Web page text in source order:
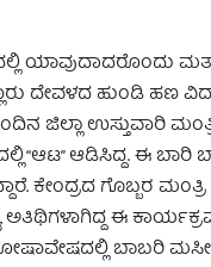
ಯಾವುದಾದರೊಂದು
ದೇವಳದ ಹುಂಡಿ ಹಣ
ಜಿಲ್ಲಾ ಉಸ್ತುವಾರಿ
“ಆಟ” ಆಡಿಸಿದ್ದ. ಈ ಬಾರಿ
ಕೇಂದ್ರದ ಗೊಬ್ಬರ
ಈ
ಬಾಬರಿ